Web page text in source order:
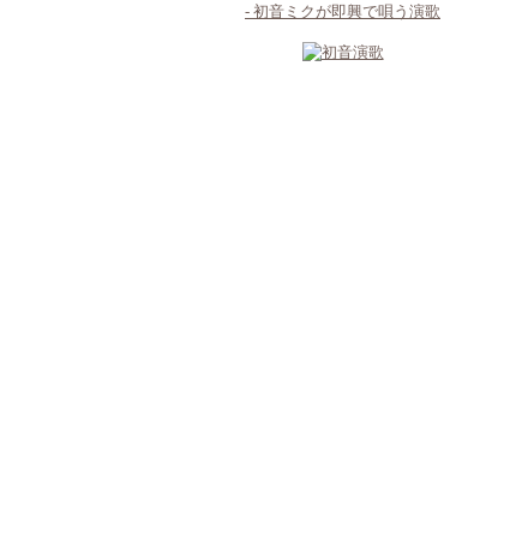
- 初音ミクが即興で唄う演歌